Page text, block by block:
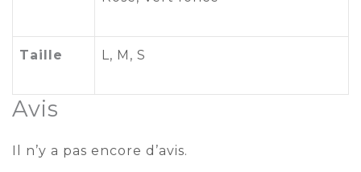
Taille L, M , S
Avis
Il n’y a pas encore d’avis.